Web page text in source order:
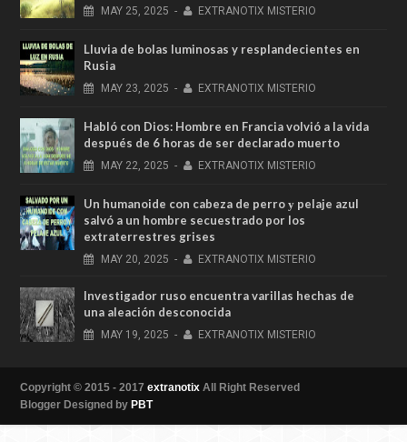
MAY 25, 2025 - EXTRANOTIX MISTERIO
Lluvia de bolas luminosas y resplandecientes en
Rusia
MAY 23, 2025 - EXTRANOTIX MISTERIO
Habló con Dios: Hombre en Francia volvió a la vida
después de 6 horas de ser declarado muerto
MAY 22, 2025 - EXTRANOTIX MISTERIO
Un humanoide con cabeza de perro у pelaje azul
salvó a un hombre secuestrado por los
extraterrestres grises
MAY 20, 2025 - EXTRANOTIX MISTERIO
Investigador ruso encuentra varillas hechas de
una aleación desconocida
MAY 19, 2025 - EXTRANOTIX MISTERIO
Copyright © 2015 - 2017 extranotix All Right Reserved
Blogger Designed by PBT